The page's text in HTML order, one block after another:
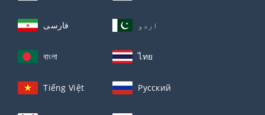
فارسی اردو
বাংলা ไทย
Tiếng Việt Русский